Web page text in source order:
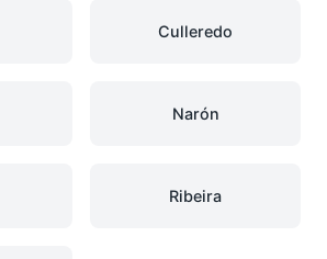
Culleredo
Narón
Ribeira